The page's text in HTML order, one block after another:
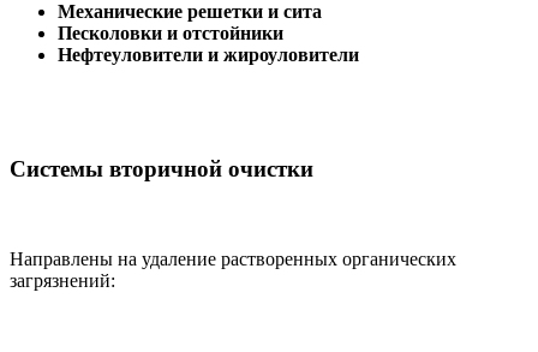
Механические решетки и сита
Песколовки и отстойники
Нефтеуловители и жироуловители
Системы вторичной очистки
Направлены на удаление растворенных органических
загрязнений: